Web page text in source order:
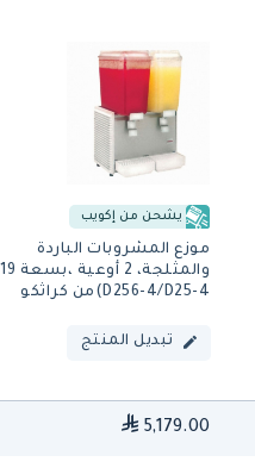
يشحن من إكويب
موزع المشروبات الباردة
D256-4/D25-4)من كراثكو
تبديل المنتج
5,179.00